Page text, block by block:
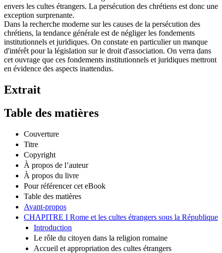
envers les cultes étrangers. La persécution des chrétiens est donc une
exception surprenante.
Dans la recherche moderne sur les causes de la persécution des
chrétiens, la tendance générale est de négliger les fondements
institutionnels et juridiques. On constate en particulier un manque
d'intérêt pour la législation sur le droit d'association. On verra dans
cet ouvrage que ces fondements institutionnels et juridiques mettront
en évidence des aspects inattendus.
Extrait
Table des matières
Couverture
Titre
Copyright
À propos de l’auteur
À propos du livre
Pour référencer cet eBook
Table des matières
Avant-propos
CHAPITRE I Rome et les cultes étrangers sous la République
Introduction
Le rôle du citoyen dans la religion romaine
Accueil et appropriation des cultes étrangers